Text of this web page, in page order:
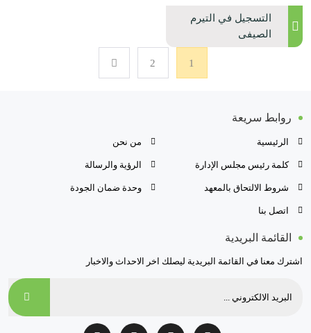
التسجيل في التيرم
الصيفى
1
2
روابط سريعة
الرئيسية من نحن
كلمة رئيس مجلس الإدارة الرؤية والرسالة
شروط الالتحاق بالمعهد وحدة ضمان الجودة
اتصل بنا
القائمة البريدية
اشترك معنا في القائمة البريدية ليصلك اخر الاحداث والاخبار